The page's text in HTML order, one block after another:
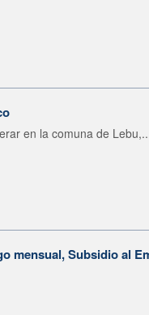
en la comuna de
mensual, Subsidio al